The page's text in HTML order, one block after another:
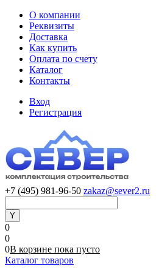
О компании
Реквизиты
Доставка
Как купить
Оплата по счету
Каталог
Контакты
Вход
Регистрация
+7 (495) 981-96-50 zakaz@sever2.ru
0
0
0В корзине пока пусто
Каталог товаров